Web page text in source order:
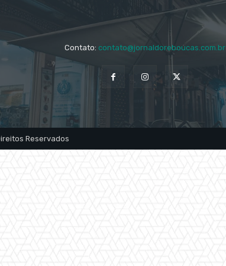
Contato: contato@jornaldoreboucas.com.br
Reservados